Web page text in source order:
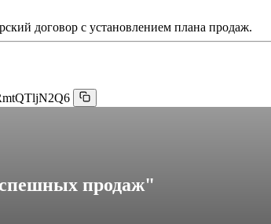
договор с установлением плана продаж.
продаж"